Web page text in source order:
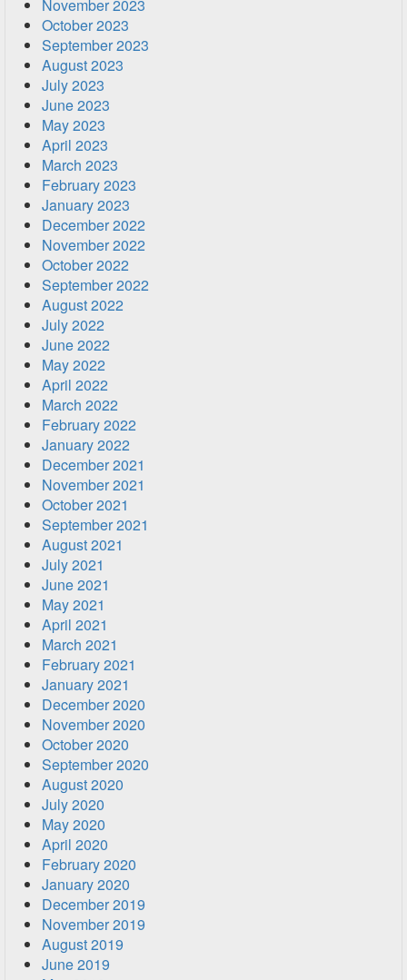
November 2023
October 2023
September 2023
August 2023
July 2023
June 2023
May 2023
April 2023
March 2023
February 2023
January 2023
December 2022
November 2022
October 2022
September 2022
August 2022
July 2022
June 2022
May 2022
April 2022
March 2022
February 2022
January 2022
December 2021
November 2021
October 2021
September 2021
August 2021
July 2021
June 2021
May 2021
April 2021
March 2021
February 2021
January 2021
December 2020
November 2020
October 2020
September 2020
August 2020
July 2020
May 2020
April 2020
February 2020
January 2020
December 2019
November 2019
August 2019
June 2019